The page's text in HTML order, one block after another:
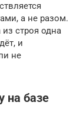
а не разом.
строя одна
и
не
на базе